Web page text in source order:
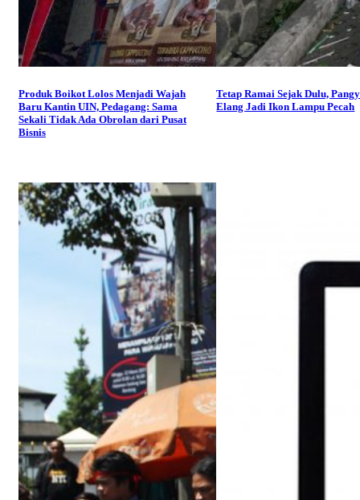
Produk Boikot Lolos Menjadi Wajah
Baru Kantin UIN, Pedagang: Sama
Sekali Tidak Ada Obrolan dari Pusat
Bisnis
Tetap Ramai Sejak Dulu,
Elang Jadi Ikon Lampu Pecah